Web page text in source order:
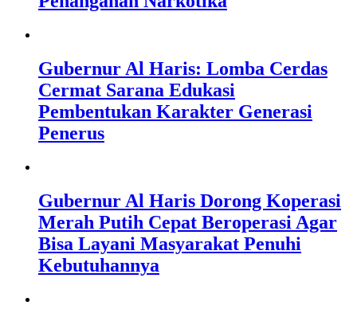
Gubernur Al Haris: Lomba Cerdas
Cermat Sarana Edukasi
Pembentukan Karakter Generasi
Penerus
Gubernur Al Haris Dorong Koperasi
Merah Putih Cepat Beroperasi Agar
Bisa Layani Masyarakat Penuhi
Kebutuhannya